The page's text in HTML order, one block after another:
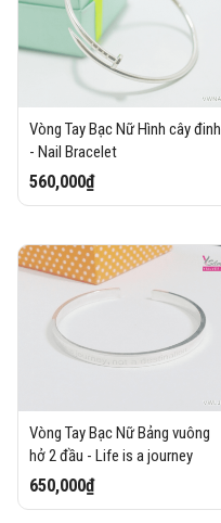
Vòng Tay Bạc Nữ Hình cây đinh
- Nail Bracelet
560,000₫
Vòng Tay Bạc Nữ Bảng vuông
hở 2 đầu - Life is a journey
650,000₫